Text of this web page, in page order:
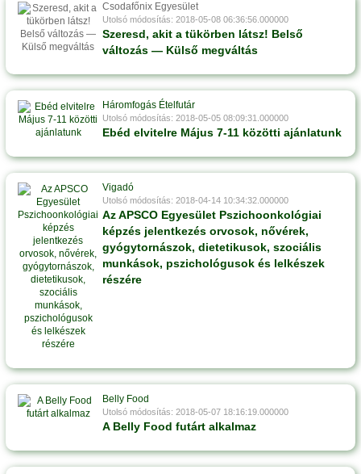
Csodafőnix Egyesület
Utolsó módosítás: 2018-05-08 06:36:56.000000
Szeresd, akit a tükörben látsz! Belső
változás — Külső megváltás
Háromfogás Ételfutár
Utolsó módosítás: 2018-05-05 08:09:31.000000
Ebéd elvitelre Május 7-11 közötti ajánlatunk
Vigadó
Utolsó módosítás: 2018-04-14 10:34:32.000000
Az APSCO Egyesület Pszichoonkológiai
képzés jelentkezés orvosok, nővérek,
gyógytornászok, dietetikusok, szociális
munkások, pszichológusok és lelkészek
részére
Belly Food
Utolsó módosítás: 2018-05-07 18:16:19.000000
A Belly Food futárt alkalmaz